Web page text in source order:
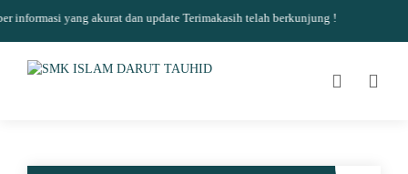
yang akurat dan update Terimakasih telah berkunjung !